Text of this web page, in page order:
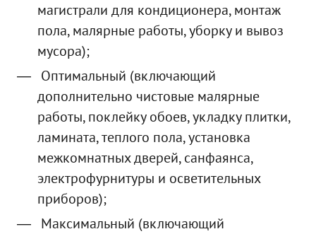
магистрали для кондиционера, монтаж
пола, малярные работы, уборку и вывоз
мусора);
Оптимальный (включающий
дополнительно чистовые малярные
работы, поклейку обоев, укладку плитки,
ламината, теплого пола, установка
межкомнатных дверей, санфаянса,
электрофурнитуры и осветительных
приборов);
Максимальный (включающий